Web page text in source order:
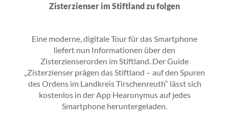
Zisterzienser im Stiftland zu folgen
Eine moderne, digitale Tour für das Smartphone
liefert nun Informationen über den
Zisterzienserorden im Stiftland. Der Guide
„Zisterzienser prägen das Stiftland – auf den Spuren
des Ordens im Landkreis Tirschenreuth“ lässt sich
kostenlos in der App Hearonymus auf jedes
Smartphone heruntergeladen.